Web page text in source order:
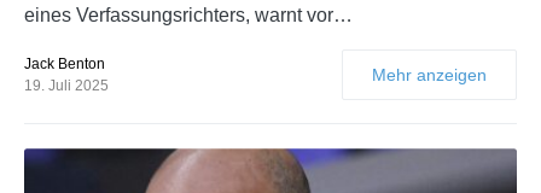
eines Verfassungsrichters, warnt vor…
Jack Benton
19. Juli 2025
Mehr anzeigen